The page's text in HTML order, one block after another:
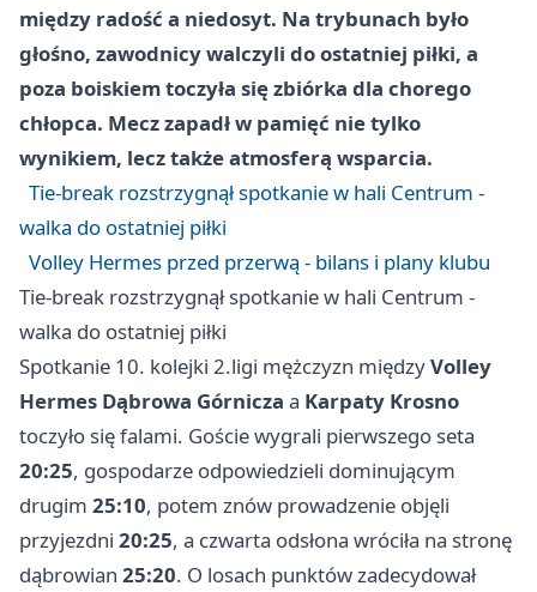
między radość a niedosyt. Na trybunach było
głośno, zawodnicy walczyli do ostatniej piłki, a
poza boiskiem toczyła się zbiórka dla chorego
chłopca. Mecz zapadł w pamięć nie tylko
wynikiem, lecz także atmosferą wsparcia.
Tie-break rozstrzygnął spotkanie w hali Centrum -
walka do ostatniej piłki
Volley Hermes przed przerwą - bilans i plany klubu
Tie-break rozstrzygnął spotkanie w hali Centrum -
walka do ostatniej piłki
Spotkanie 10. kolejki 2.ligi mężczyzn międzyVolley
Hermes Dąbrowa Górnicza a Karpaty Krosno
toczyło się falami. Goście wygrali pierwszego seta
20:25, gospodarze odpowiedzieli dominującym
drugim 25:10, potem znów prowadzenie objęli
przyjezdni 20:25, a czwarta odsłona wróciła na stronę
dąbrowian 25:20. O losach punktów zadecydował